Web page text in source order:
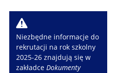
W
Niezbędne informacje do
rekrutacji na rok szkolny
2025-26 znajdują się w
zakładceDokumenty